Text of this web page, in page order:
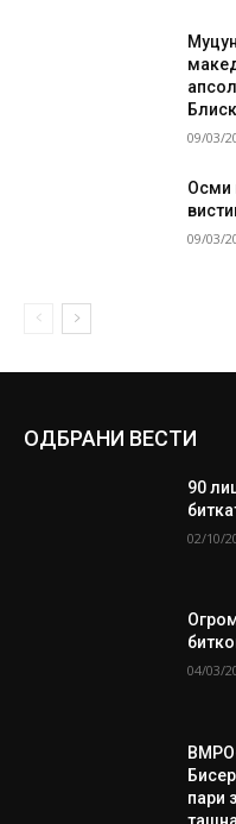
09/03/
Осми
09/03/
ОДБРАНИ ВЕСТИ
90
02/10/
04/03/
пари